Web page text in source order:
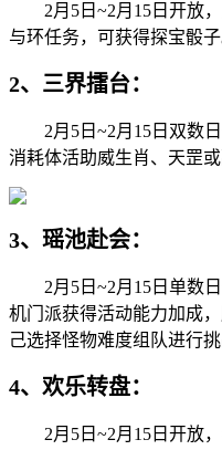
2月5日~2月15日开放
与环任务，可获得探宝骰子
2、三界擂台：
2月5日~2月15日双数
消耗体活助威生肖、天罡
3、瑶池赴会：
2月5日~2月15日单数
机门派获得活动能力加成
己选择怪物难度组队进行挑
4、欢乐转盘：
2月5日~2月15日开放